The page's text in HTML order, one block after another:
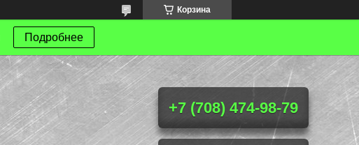
Корзина
Подробнее
+7 (708) 474-98-79